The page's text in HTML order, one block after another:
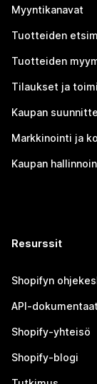
Myyntikanavat
Tuotteiden
Tuotteiden
Tilaukset ja
Kaupan
Markkinointi ja
Kaupan
Resurssit
Shopifyn
API-
Shopify-yhteisö
Shopify-blogi